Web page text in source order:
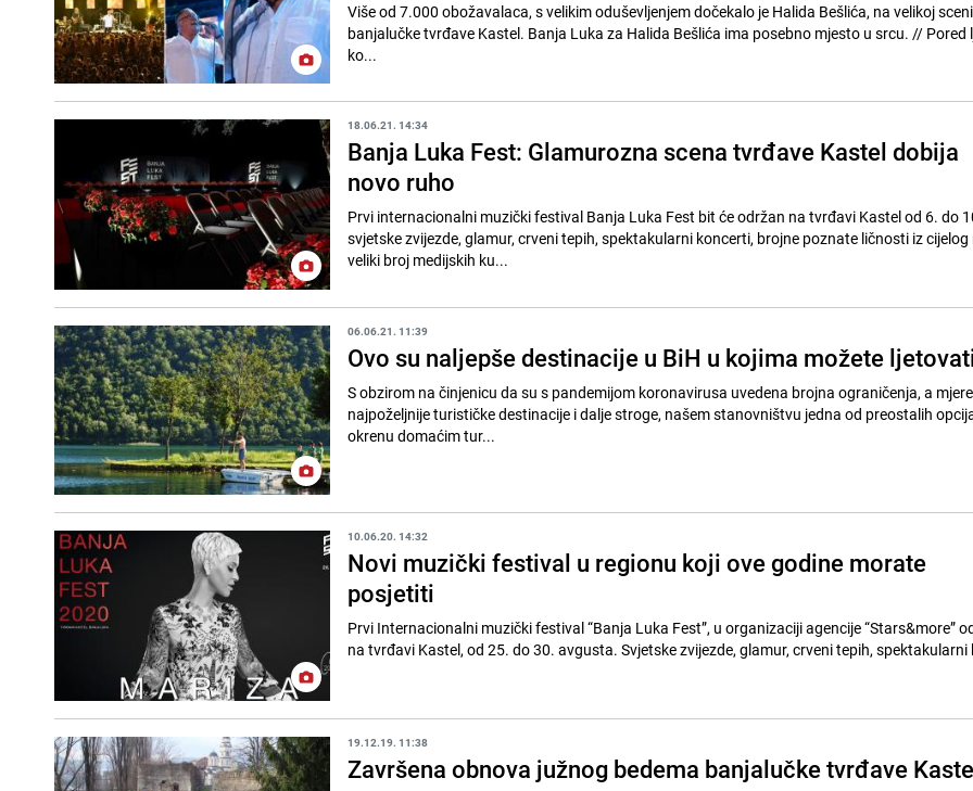
Više od 7.000 obožavalaca, s velikim oduševljenjem dočekalo je Halida Bešlića, na velikoj sceni
banjalučke tvrđave Kastel. Banja Luka za Halida Bešlića ima posebno mjesto u srcu. // Pored ljepota
ko...
18.06.21. 14:34
Banja Luka Fest: Glamurozna scena tvrđave Kastel dobija
novo ruho
Prvi internacionalni muzički festival Banja Luka Fest bit će održan na tvrđavi Kastel od 6. do
svjetske zvijezde, glamur, crveni tepih, spektakularni koncerti, brojne poznate ličnosti iz cijelog
veliki broj medijskih ku...
06.06.21. 11:39
Ovo su naljepše destinacije u BiH u kojima možete
S obzirom na činjenicu da su s pandemijom koronavirusa uvedena brojna ograničenja, a
najpoželjnije turističke destinacije i dalje stroge, našem stanovništvu jedna od preostalih
okrenu domaćim tur...
10.06.20. 14:32
Novi muzički festival u regionu koji ove godine morate
posjetiti
Prvi Internacionalni muzički festival “Banja Luka Fest”, u organizaciji agencije “Stars&more”
na tvrđavi Kastel, od 25. do 30. avgusta. Svjetske zvijezde, glamur, crveni tepih, spektakularni
19.12.19. 11:38
Završena obnova južnog bedema banjalučke tvrđave